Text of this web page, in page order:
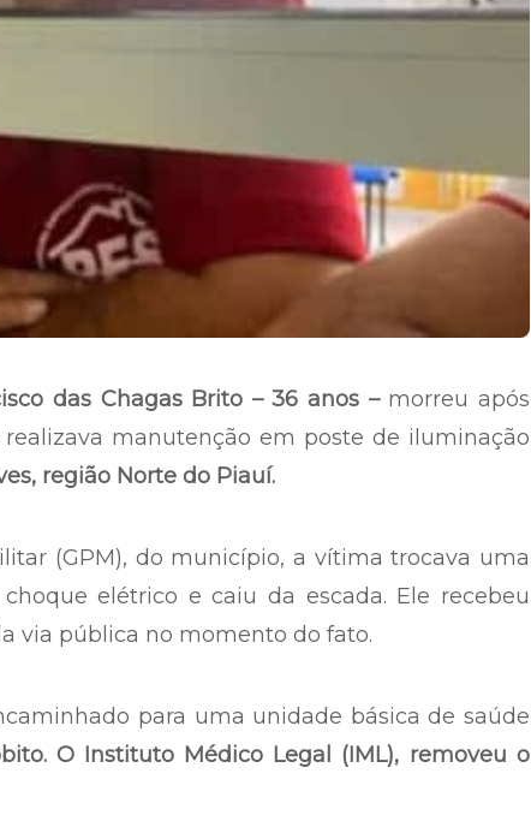
das Chagas Brito – 36 anos –morreu após
manutenção em poste de iluminação
região Norte do Piauí.
(GPM), do município, a vítima trocava uma
elétrico e caiu da escada. Ele recebeu
via pública no momento do fato.
para uma unidade básica de saúde
O Instituto Médico Legal (IML), removeu o